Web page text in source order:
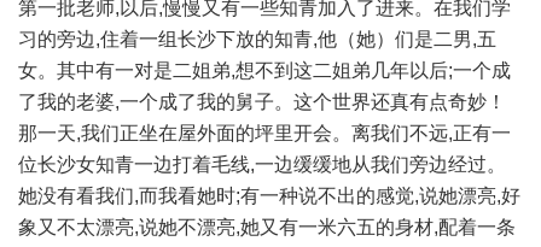
第一批老师,以后,慢慢又有一些知青加入了进来。在我们学
习的旁边,住着一组长沙下放的知青,他（她）们是二男,五
女。其中有一对是二姐弟,想不到这二姐弟几年以后;一个成
了我的老婆,一个成了我的舅子。这个世界还真有点奇妙！
那一天,我们正坐在屋外面的坪里开会。离我们不远,正有一
位长沙女知青一边打着毛线,一边缓缓地从我们旁边经过。
她没有看我们,而我看她时;有一种说不出的感觉,说她漂亮,好
象又不太漂亮,说她不漂亮,她又有一米六五的身材,配着一条